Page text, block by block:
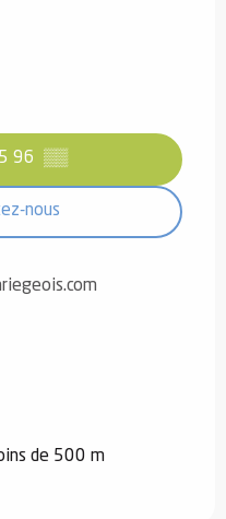
96 ▒▒
nous
de 500 m